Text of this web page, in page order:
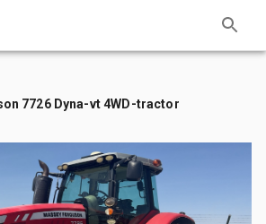
7726 Dyna-vt 4WD-tractor